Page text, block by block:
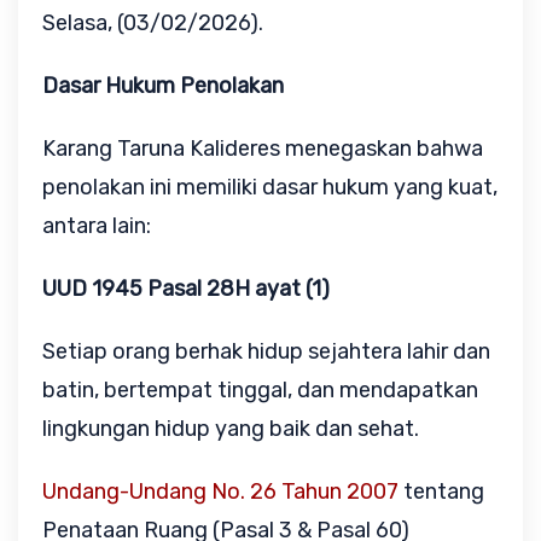
Selasa, (03/02/2026).
Dasar Hukum Penolakan
Karang Taruna Kalideres menegaskan bahwa
penolakan ini memiliki dasar hukum yang kuat,
antara lain:
UUD 1945 Pasal 28H ayat (1)
Setiap orang berhak hidup sejahtera lahir dan
batin, bertempat tinggal, dan mendapatkan
lingkungan hidup yang baik dan sehat.
Undang-Undang No. 26 Tahun 2007 tentang
Penataan Ruang (Pasal 3 & Pasal 60)